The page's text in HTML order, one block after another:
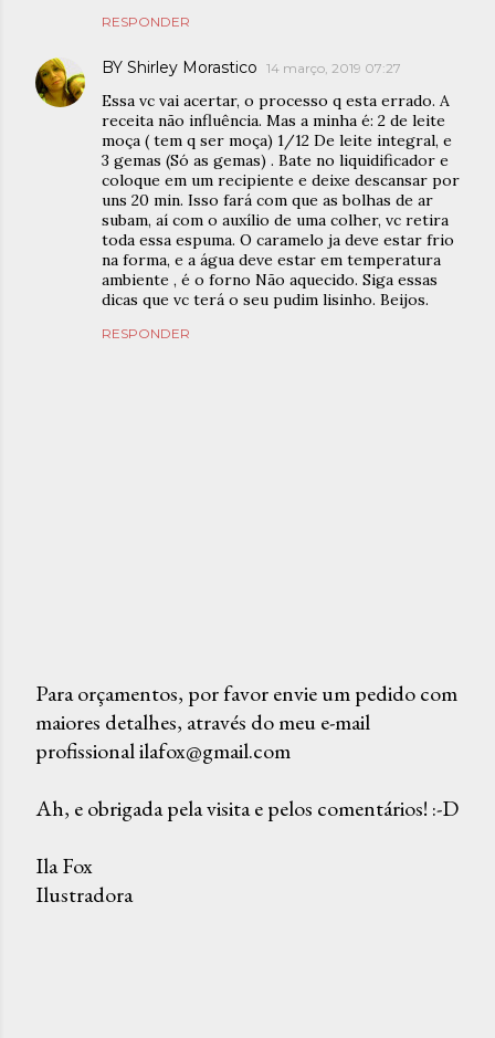
RESPONDER
BY Shirley Morastico 14 março, 2019 07:27
Essa vc vai acertar, o processo q esta errado. A
receita não influência. Mas a minha é: 2 de leite
moça ( tem q ser moça) 1/12 De leite integral, e
3 gemas (Só as gemas) . Bate no liquidificador e
coloque em um recipiente e deixe descansar por
uns 20 min. Isso fará com que as bolhas de ar
subam, aí com o auxílio de uma colher, vc retira
toda essa espuma. O caramelo ja deve estar frio
na forma, e a água deve estar em temperatura
ambiente , é o forno Não aquecido. Siga essas
dicas que vc terá o seu pudim lisinho. Beijos.
RESPONDER
P
o
t
r
u
Para orçamentos, por favor envie um pedido com
maiores detalhes, através do meu e-mail
profissional ilafox@gmail.com
Ah, e obrigada pela visita e pelos comentários! :-D
Ila Fox
Ilustradora